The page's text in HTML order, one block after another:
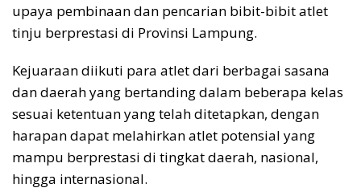
upaya pembinaan dan pencarian bibit-bibit atlet
tinju berprestasi di Provinsi Lampung.
Kejuaraan diikuti para atlet dari berbagai sasana
dan daerah yang bertanding dalam beberapa kelas
sesuai ketentuan yang telah ditetapkan, dengan
harapan dapat melahirkan atlet potensial yang
mampu berprestasi di tingkat daerah, nasional,
hingga internasional.